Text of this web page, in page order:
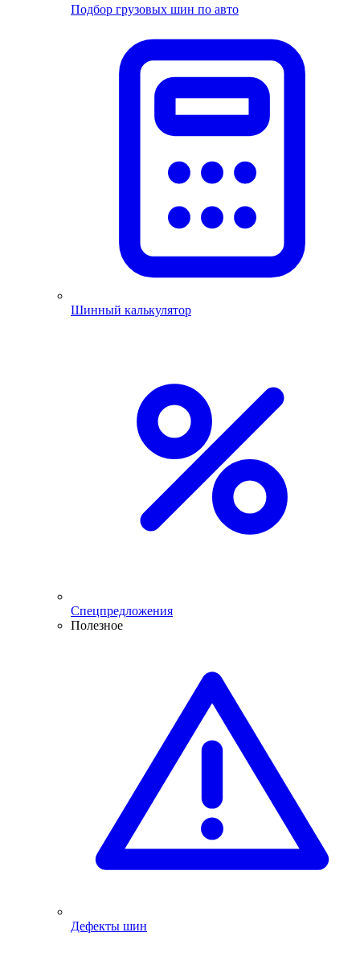
Подбор грузовых шин по авто
Шинный калькулятор
Спецпредложения
Полезное
Дефекты шин